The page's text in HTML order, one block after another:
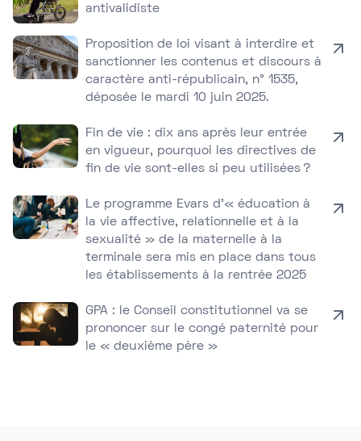
antivalidiste
Proposition de loi visant à interdire et
sanctionner les contenus et discours à
caractère anti-républicain, n° 1535,
déposée le mardi 10 juin 2025.
Fin de vie : dix ans après leur entrée
en vigueur, pourquoi les directives de
fin de vie sont-elles si peu utilisées ?
Le programme Evars d’« éducation à
la vie affective, relationnelle et à la
sexualité » de la maternelle à la
terminale sera mis en place dans tous
les établissements à la rentrée 2025
GPA : le Conseil constitutionnel va se
prononcer sur le congé paternité pour
le « deuxième père »